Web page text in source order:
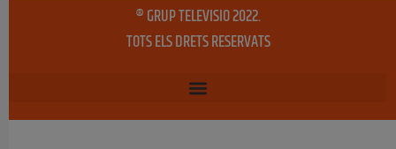
® GRUP TELEVISIO 2022.
TOTS ELS DRETS RESERVATS